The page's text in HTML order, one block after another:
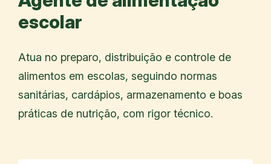
escolar
Atua no preparo, distribuição e controle de
alimentos em escolas, seguindo normas
sanitárias, cardápios, armazenamento e boas
práticas de nutrição, com rigor técnico.